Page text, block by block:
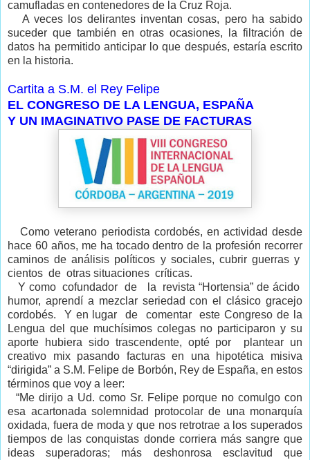
camufladas en contenedores de la Cruz Roja.
A veces los delirantes inventan cosas, pero ha sabido
suceder que también en otras ocasiones, la filtración de
datos ha permitido anticipar lo que después, estaría escrito
en la historia.
Cartita a S.M. el Rey Felipe
EL CONGRESO DE LA LENGUA, ESPAÑA
Y UN IMAGINATIVO PASE DE FACTURAS
Como veterano periodista cordobés, en actividad desde
hace 60 años, me ha tocado dentro de la profesión recorrer
caminos de análisis políticos y sociales, cubrir guerras y
cientos de otras situaciones críticas.
Y como cofundador de la revista “Hortensia” de ácido
humor, aprendí a mezclar seriedad con el clásico gracejo
cordobés. Y en lugar de comentar este Congreso de la
Lengua del que muchísimos colegas no participaron y su
aporte hubiera sido trascendente, opté por plantear un
creativo mix pasando facturas en una hipotética misiva
“dirigida” a S.M. Felipe de Borbón, Rey de España, en estos
términos que voy a leer:
“Me dirijo a Ud. como Sr. Felipe porque no comulgo con
esa acartonada solemnidad protocolar de una monarquía
oxidada, fuera de moda y que nos retrotrae a los superados
tiempos de las conquistas donde corriera más sangre que
ideas superadoras; más deshonrosa esclavitud que